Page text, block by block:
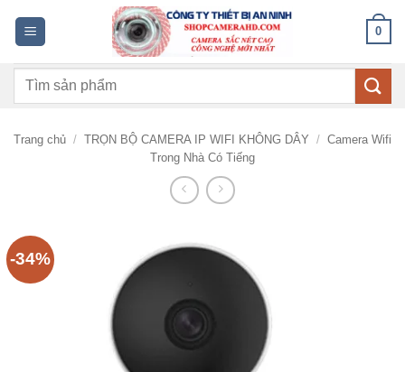
dung
0
Tìm
Trang chủ / TRỌN BỘ CAMERA IP WIFI KHÔNG DÂY / Camera Wifi
Trong Nhà Có Tiếng
-34%